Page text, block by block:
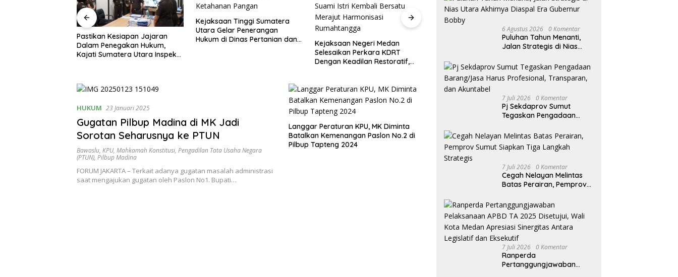
Kejaksaan Tinggi Sumatera
Utara Gelar Penerangan
Hukum di Dinas Pertanian dan
Ketahanan Pangan
Kejaksaan Negeri Medan
Hakim Tipikor Medan Soroti UU
Penyesuaian Pidana, JPU
Bungkam Soal Pengembalian
Uang Hendra
Kajati Sumatera Utara Terima
Audiensi Badan Pembentukan
Peraturan Daerah DPRD Sumut
Tegakkan Putusan Inkracht,
Barang Bukti dari 120 Perkara
HUKUM 23 Januari 2025
Gugatan Pilbup Madina di MK Jadi
Sorotan Seharusnya ke PTUN
Bawaslu, KPU, Mahkamah Konstitusi, Pengadilan Tata Usaha Negara
(PTUN), Pilbup Madina
FORUM JAKARTA – Terkait adanya gugatan masalah administrasi
saat mengajukan gugatan oleh Paslon No1. Bupati…
Langgar Peraturan KPU, MK Diminta
Batalkan Kemenangan Paslon No.2 di
Pilbup Tapteng 2024
6 Agustus 2026 0 Komentar
Puluhan Tahun Menanti,
Jalan Strategis di Nias
Era Gubernur Bobby
7 Juli 2026 0 Komentar
Pj Sekdaprov Sumut
Tegaskan Pengadaan
Profesional, Transparan,
dan Akuntabel
7 Juli 2026 0 Komentar
Cegah Nelayan Melintas
Batas Perairan, Pemprov
Langkah Strategis
7 Juli 2026 0 Komentar
Ranperda
Pertanggungjawaban